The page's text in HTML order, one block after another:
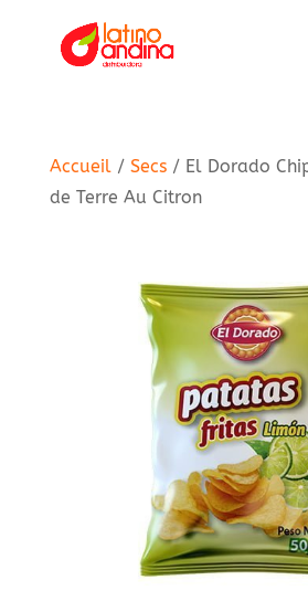
Accueil/ Secs/ El Dorado
de Terre Au Citron